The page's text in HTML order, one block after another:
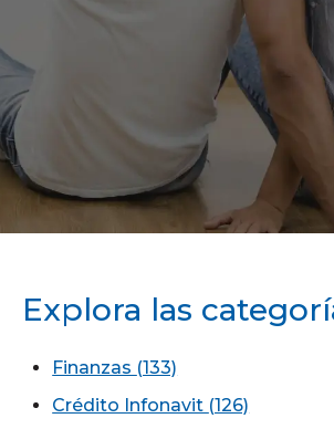
Explora las
Finanzas (133)
Crédito Infonavit (126)